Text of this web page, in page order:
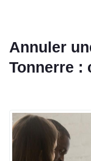
Louer
Faire gérer
Annuler
Tonnerre :